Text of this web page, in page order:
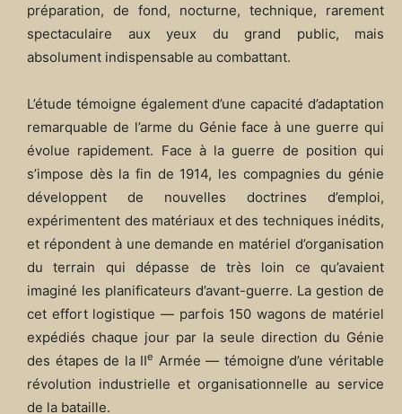
préparation, de fond, nocturne, technique, rarement
spectaculaire aux yeux du grand public, mais
absolument indispensable au combattant.
L’étude témoigne également d’une capacité d’adaptation
remarquable de l’arme du Génie face à une guerre qui
évolue rapidement. Face à la guerre de position qui
s’impose dès la fin de 1914, les compagnies du génie
développent de nouvelles doctrines d’emploi,
expérimentent des matériaux et des techniques inédits,
et répondent à une demande en matériel d’organisation
du terrain qui dépasse de très loin ce qu’avaient
imaginé les planificateurs d’avant-guerre. La gestion de
cet effort logistique — parfois 150 wagons de matériel
expédiés chaque jour par la seule direction du Génie
des étapes de la IIe Armée — témoigne d’une véritable
révolution industrielle et organisationnelle au service
de la bataille.